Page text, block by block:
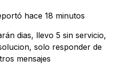
hace 18 minutos
dias, llevo 5 sin servicio,
solo responder de
mensajes